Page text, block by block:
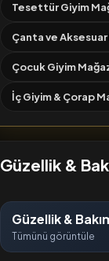
Tesettür Giyim
Çanta ve Aksesuar
Çocuk Giyim
İç Giyim & Çorap
Güzellik &
Güzellik &
Tümünü görüntüle